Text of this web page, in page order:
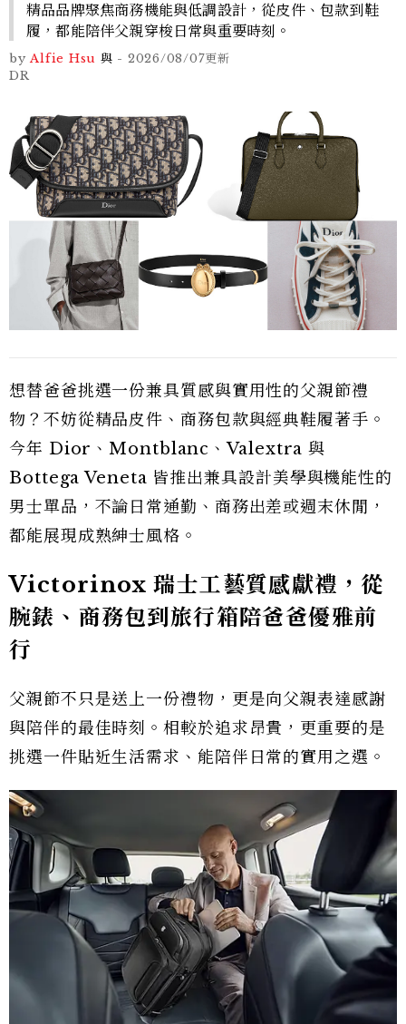
精品品牌聚焦商務機能與低調設計，從皮件、包款到鞋
履，都能陪伴父親穿梭日常與重要時刻。
by Alfie Hsu 與 - 2026/08/07更新
DR
想替爸爸挑選一份兼具質感與實用性的父親節禮
物？不妨從精品皮件、商務包款與經典鞋履著手。
今年 Dior、Montblanc、Valextra 與
Bottega Veneta 皆推出兼具設計美學與機能性的
男士單品，不論日常通勤、商務出差或週末休閒，
都能展現成熟紳士風格。
Victorinox 瑞士工藝質感獻禮，從
腕錶、商務包到旅行箱陪爸爸優雅前
行
父親節不只是送上一份禮物，更是向父親表達感謝
與陪伴的最佳時刻。相較於追求昂貴，更重要的是
挑選一件貼近生活需求、能陪伴日常的實用之選。